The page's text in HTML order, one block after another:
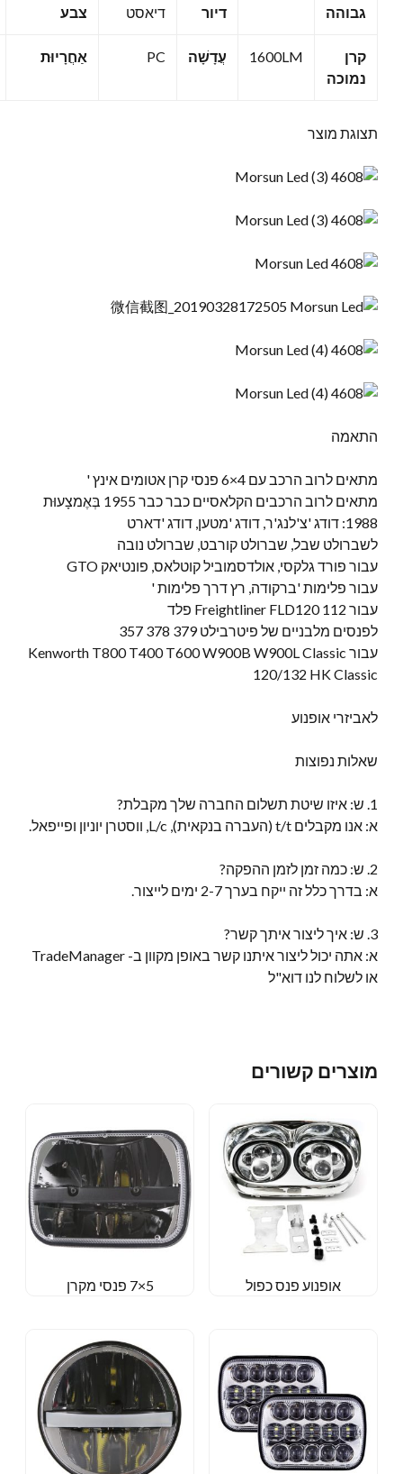
גבוהה
דיור
דיאסט
צבע
קרן
נמוכה
1600LM עֲדָשָׁה PC אַחֲרָיוּת
תצוגת מוצר
התאמה
מתאים לרוב הרכב עם 4×6 פנסי קרן אטומים אינץ '
מתאים לרוב הרכבים הקלאסיים כבר כבר 1955 בְּאֶמצָעוּת
1988: דודג 'צ'לנג'ר, דודג 'מטען, דודג 'דארט
לשברולט שבל, שברולט קורבט, שברולט נובה
עבור פורד גלקסי, אולדסמוביל קוטלאס, פונטיאק GTO
עבור פלימות 'ברקודה, רץ דרך פלימות '
עבור Freightliner FLD120 112 פלד
לפנסים מלבניים של פיטרבילט 379 378 357
עבור Kenworth T800 T400 T600 W900B W900L Classic
120/132 HK Classic
לאביזרי אופנוע
שאלות נפוצות
1. ש: איזו שיטת תשלום החברה שלך מקבלת?
א: אנו מקבלים t/t (העברה בנקאית), L/c, ווסטרן יוניון ופייפאל.
2. ש: כמה זמן לזמן ההפקה?
א: בדרך כלל זה ייקח בערך 2-7 ימים לייצור.
3. ש: איך ליצור איתך קשר?
א: אתה יכול ליצור איתנו קשר באופן מקוון ב- TradeManager
או לשלוח לנו דוא"ל
מוצרים קשורים
5×7 פנסי מקרן אופנוע פנס כפול